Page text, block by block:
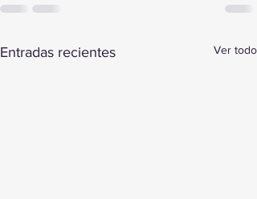
Entradas recientes Ver todo